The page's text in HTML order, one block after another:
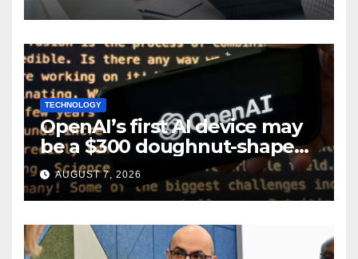
TECHNOLOGY
OpenAI’s first AI device may
be a $300 doughnut-shaped
smart speaker: Report
AUGUST 7, 2026